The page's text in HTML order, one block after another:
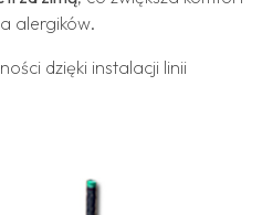
alergików.
dzięki instalacji linii